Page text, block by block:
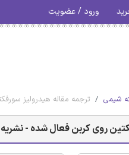
ورود / عضویت
شیمی ترجمه مقاله هیدرولیز
روی کربن فعال شده - نشریه